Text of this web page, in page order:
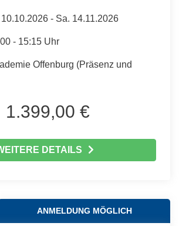
10.10.2026 - Sa. 14.11.2026
- 15:15 Uhr
Offenburg (Präsenz und
1.399,00 €
DETAILS
ANMELDUNG MÖGLICH